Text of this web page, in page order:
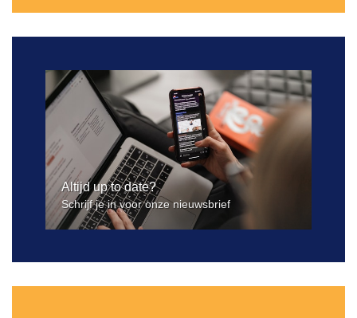
Altijd up to date?
Schrijf je in voor onze nieuwsbrief